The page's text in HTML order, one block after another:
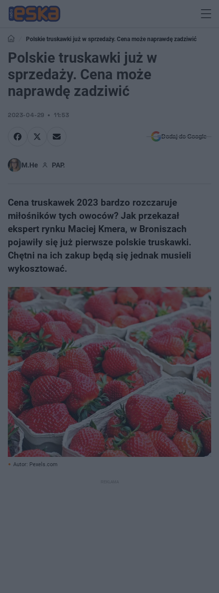
Polskie truskawki już w sprzedaży. Cena może naprawdę zadziwić
Polskie truskawki już w
sprzedaży. Cena może
naprawdę zadziwić
2023-04-29 11:53
Dodaj do Google
M.He PAP.
Cena truskawek 2023 bardzo rozczaruje
miłośników tych owoców? Jak przekazał
ekspert rynku Maciej Kmera, w Broniszach
pojawiły się już pierwsze polskie truskawki.
Chętni na ich zakup będą się jednak musieli
wykosztować.
Autor: Pexels.com